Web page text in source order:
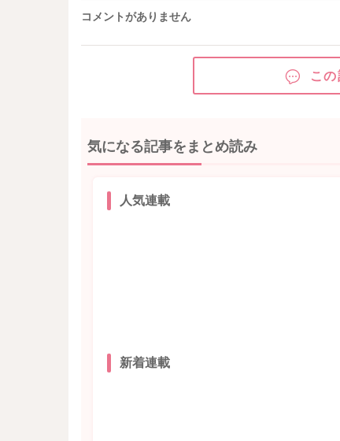
コメントがありません
こ
気になる記事をまとめ読み
人気連載
新着連載